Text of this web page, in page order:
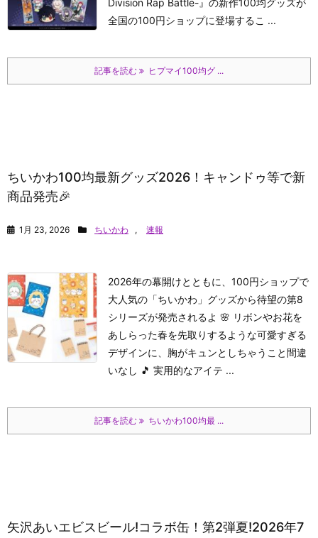
Division Rap Battle-』の新作100均グッズが
全国の100円ショップに登場するこ ...
記事を読む ヒプマイ100均グ ...
ちいかわ100均最新グッズ2026！キャンドゥ等で新
商品発売🎉
1月 23, 2026 ちいかわ , 速報
2026年の幕開けとともに、100円ショップで
大人気の「ちいかわ」グッズから待望の第8
シリーズが発売されるよ 🌸 リボンやお花を
あしらった春を先取りするような可愛すぎる
デザインに、胸がキュンとしちゃうこと間違
いなし 🎵 実用的なアイテ ...
記事を読む ちいかわ100均最 ...
矢沢あいエビスビール!コラボ缶！第2弾夏!2026年7